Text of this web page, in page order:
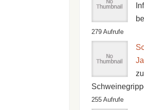
279 Aufrufe
255 Aufrufe